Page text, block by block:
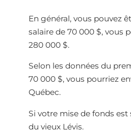
En général, vous pouvez
salaire de 70 000 $, vous
280 000 $.
Selon les données du
70 000 $, vous pourriez
Québec.
Si votre mise de fonds
du vieux Lévis.